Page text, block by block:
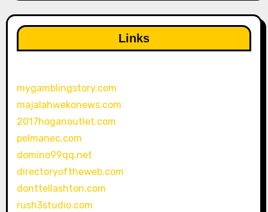
Links
mygamblingstory.com
majalahwekonews.com
2017hoganoutlet.com
pelmanec.com
domino99qq.net
directoryoftheweb.com
donttellashton.com
rush3studio.com